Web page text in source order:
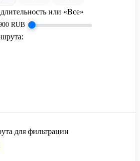
или «Все»
RUB
для фильтрации